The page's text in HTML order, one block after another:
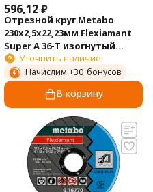
596,12₽
Отрезной круг Metabo
230х2,5х22,23мм Flexiamant
Super А 36-Т изогнутый
616103000
Уточнить наличие
Начислим +30 бонусов
В корзину